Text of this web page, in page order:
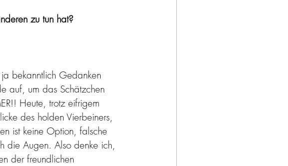
zu tun hat?
ja bekanntlich Gedanken
auf, um das Schätzchen
Heute, trotz eifrigem
des holden Vierbeiners,
ist keine Option, falsche
die Augen. Also denke ich,
der freundlichen